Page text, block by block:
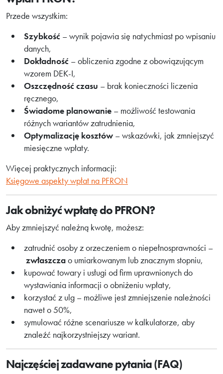
Przede wszystkim:
Szybkość – wynik pojawia się natychmiast po wpisaniu
danych,
Dokładność – obliczenia zgodne z obowiązującym
wzorem DEK-I,
Oszczędność czasu – brak konieczności liczenia
ręcznego,
Świadome planowanie – możliwość testowania
różnych wariantów zatrudnienia,
Optymalizację kosztów – wskazówki, jak zmniejszyć
miesięczne wpłaty.
Więcej praktycznych informacji:
Księgowe aspekty wpłat na PFRON
Jak obniżyć wpłatę do PFRON?
Aby zmniejszyć należną kwotę, możesz:
zatrudnić osoby z orzeczeniem o niepełnosprawności –
zwłaszczao umiarkowanym lub znacznym stopniu,
kupować towary i usługi od firm uprawnionych do
wystawiania informacji o obniżeniu wpłaty,
korzystać z ulg – możliwe jest zmniejszenie należności
nawet o 50%,
symulować różne scenariusze w kalkulatorze, aby
znaleźć najkorzystniejszy wariant.
Najczęściej zadawane pytania (FAQ)